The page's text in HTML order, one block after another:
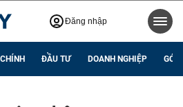
Đăng nhập
ĐẦU TƯ DOANH NGHIỆP GÓC